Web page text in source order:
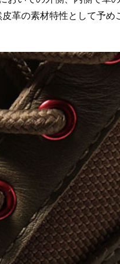
革の素材特性として予め